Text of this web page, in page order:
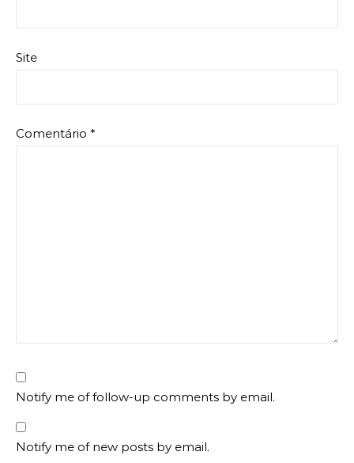
Site
Comentário *
Notify me of follow-up comments by email.
Notify me of new posts by email.